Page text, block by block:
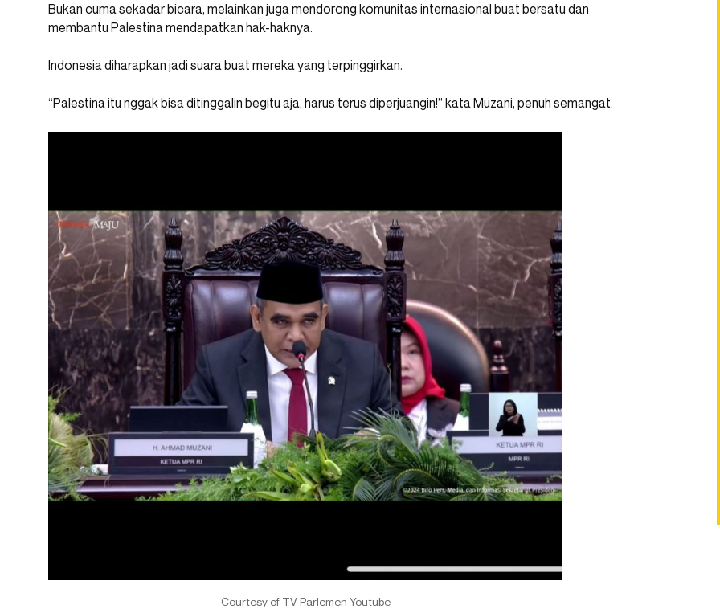
Bukan cuma sekadar bicara, melainkan juga mendorong komunitas internasional buat bersatu dan
membantu Palestina mendapatkan hak-haknya.
Indonesia diharapkan jadi suara buat mereka yang terpinggirkan.
“Palestina itu nggak bisa ditinggalin begitu aja, harus terus diperjuangin!” kata Muzani, penuh semangat.
Courtesy of TV Parlemen Youtube